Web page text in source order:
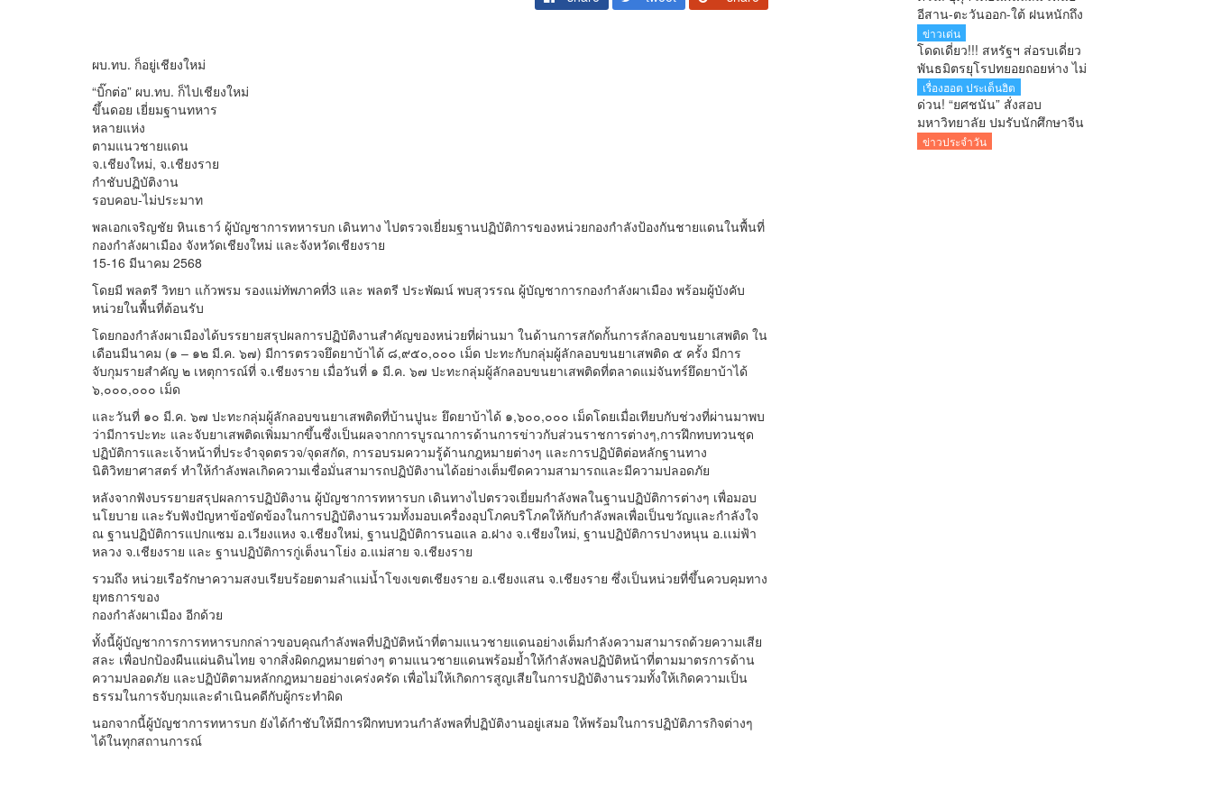
ผบ.ทบ. ก็อยู่เชียงใหม่
“บิ๊กต่อ” ผบ.ทบ. ก็ไปเชียงใหม่
ขึ้นดอย เยี่ยมฐานทหาร
หลายแห่ง
ตามแนวชายแดน
จ.เชียงใหม่, จ.เชียงราย
กำชับปฏิบัติงาน
รอบคอบ-ไม่ประมาท
พลเอกเจริญชัย หินเธาว์ ผู้บัญชาการทหารบก เดินทาง ไปตรวจเยี่ยมฐานปฏิบัติการของหน่วยกองกำลังป้องกันชายแดนในพื้นที่
กองกำลังผาเมือง จังหวัดเชียงใหม่ และจังหวัดเชียงราย
15-16 มีนาคม 2568
โดยมี พลตรี วิทยา แก้วพรม รองแม่ทัพภาคที่3 และ พลตรี ประพัฒน์ พบสุวรรณ ผู้บัญชาการกองกำลังผาเมือง พร้อมผู้บังคับ
หน่วยในพื้นที่ต้อนรับ
โดยกองกำลังผาเมืองได้บรรยายสรุปผลการปฏิบัติงานสำคัญของหน่วยที่ผ่านมา ในด้านการสกัดกั้นการลักลอบขนยาเสพติด ใน
เดือนมีนาคม (๑ – ๑๒ มี.ค. ๖๗) มีการตรวจยึดยาบ้าได้ ๘,๙๕๐,๐๐๐ เม็ด ปะทะกับกลุ่มผู้ลักลอบขนยาเสพติด ๕ ครั้ง มีการ
จับกุมรายสำคัญ ๒ เหตุการณ์ที่ จ.เชียงราย เมื่อวันที่ ๑ มี.ค. ๖๗ ปะทะกลุ่มผู้ลักลอบขนยาเสพติดที่ตลาดแม่จันทร์ยึดยาบ้าได้
๖,๐๐๐,๐๐๐ เม็ด
และวันที่ ๑๐ มี.ค. ๖๗ ปะทะกลุ่มผู้ลักลอบขนยาเสพติดที่บ้านปูนะ ยึดยาบ้าได้ ๑,๖๐๐,๐๐๐ เม็ดโดยเมื่อเทียบกับช่วงที่ผ่านมาพบ
ว่ามีการปะทะ และจับยาเสพติดเพิ่มมากขึ้นซึ่งเป็นผลจากการบูรณาการด้านการข่าวกับส่วนราชการต่างๆ,การฝึกทบทวนชุด
ปฏิบัติการและเจ้าหน้าที่ประจำจุดตรวจ/จุดสกัด, การอบรมความรู้ด้านกฎหมายต่างๆ และการปฏิบัติต่อหลักฐานทาง
นิติวิทยาศาสตร์ ทำให้กำลังพลเกิดความเชื่อมั่นสามารถปฏิบัติงานได้อย่างเต็มขีดความสามารถและมีความปลอดภัย
หลังจากฟังบรรยายสรุปผลการปฏิบัติงาน ผู้บัญชาการทหารบก เดินทางไปตรวจเยี่ยมกำลังพลในฐานปฏิบัติการต่างๆ เพื่อมอบ
นโยบาย และรับฟังปัญหาข้อขัดข้องในการปฏิบัติงานรวมทั้งมอบเครื่องอุปโภคบริโภคให้กับกำลังพลเพื่อเป็นขวัญและกำลังใจ
ณ ฐานปฏิบัติการแปกแซม อ.เวียงแหง จ.เชียงใหม่, ฐานปฏิบัติการนอแล อ.ฝาง จ.เชียงใหม่, ฐานปฏิบัติการปางหนุน อ.เเม่ฟ้า
หลวง จ.เชียงราย และ ฐานปฏิบัติการกู่เต็งนาโย่ง อ.แม่สาย จ.เชียงราย
รวมถึง หน่วยเรือรักษาความสงบเรียบร้อยตามลำแม่นํ้าโขงเขตเชียงราย อ.เชียงแสน จ.เชียงราย ซึ่งเป็นหน่วยที่ขึ้นควบคุมทาง
ยุทธการของ
กองกำลังผาเมือง อีกด้วย
ทั้งนี้ผู้บัญชาการการทหารบกกล่าวขอบคุณกำลังพลที่ปฏิบัติหน้าที่ตามแนวชายแดนอย่างเต็มกำลังความสามารถด้วยความเสีย
สละ เพื่อปกป้องผืนแผ่นดินไทย จากสิ่งผิดกฎหมายต่างๆ ตามแนวชายแดนพร้อมย้ำให้กำลังพลปฏิบัติหน้าที่ตามมาตรการด้าน
ความปลอดภัย และปฏิบัติตามหลักกฎหมายอย่างเคร่งครัด เพื่อไม่ให้เกิดการสูญเสียในการปฏิบัติงานรวมทั้งให้เกิดความเป็น
ธรรมในการจับกุมและดำเนินคดีกับผู้กระทำผิด
นอกจากนี้ผู้บัญชาการทหารบก ยังได้กำชับให้มีการฝึกทบทวนกำลังพลที่ปฏิบัติงานอยู่เสมอ ให้พร้อมในการปฏิบัติภารกิจต่างๆ
ได้ในทุกสถานการณ์
ทักษิณชงเอง
อีสาน-ตะวันออก-ใต้ ฝนหนักถึง
หนักมาก กทม.ฝนตก 70% คลื่น
ทะเลสูง
ข่าวเด่น
โดดเดี่ยว!!! สหรัฐฯ ส่อรบเดี่ยว
พันธมิตรยุโรปทยอยถอยห่าง ไม่
ร่วมวงโจมตีอิหร่าน
เรื่องฮอต ประเด็นฮิต
ด่วน! “ยศชนัน” สั่งสอบ
มหาวิทยาลัย ปมรับนักศึกษาจีน
สงสัยใช้วีซ่าผิดประเภท ลั่นพบจะ
ข่าวประจำวัน